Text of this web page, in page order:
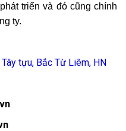
triển và đó cũng chính
ty.
tựu, Bắc Từ Liêm, HN